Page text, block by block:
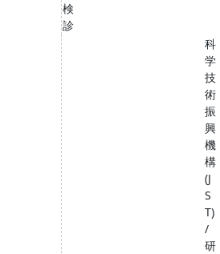
検
診
科
学
技
術
振
興
機
構
(J
S
T)
/
研